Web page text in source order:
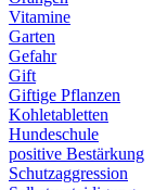
Vitamine
Garten
Gefahr
Gift
Giftige Pflanzen
Kohletabletten
Hundeschule
positive Bestärkung
Schutzaggression